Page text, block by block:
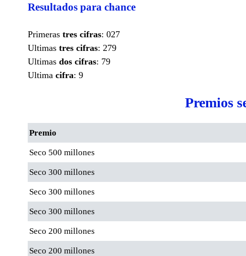
Resultados para chance
Primeras tres cifras: 027
Ultimas tres cifras: 279
Ultimas dos cifras: 79
Ultima cifra: 9
Premios
Premio
Seco 500 millones
Seco 300 millones
Seco 300 millones
Seco 300 millones
Seco 200 millones
Seco 200 millones